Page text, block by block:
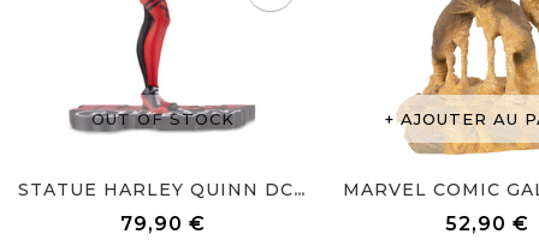
OUT OF STOCK
STATUE HARLEY QUINN DC...
79,90 €
AJOUTER AU
52,90 €